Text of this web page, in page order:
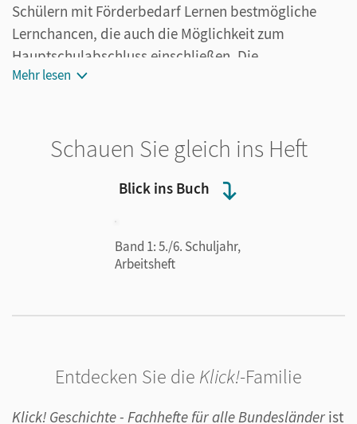
Schülern mit Förderbedarf Lernen bestmögliche
Lernchancen, die auch die Möglichkeit zum
Hauptschulabschluss einschließen. Die
Weiterentwicklung des bewährten Konzepts von
und interaktiven Übungen zu Themen, die an die
Lebenserfahrung der Kinder und Jugendlichen
Die Themenseiten
Kurze Texte erläutern Schlüsselbegriffe.
Differenzierte Aufgaben mit Starthilfen
Mehr lesen
Schauen Sie gleich ins Heft
Blick ins Buch
Band 1: 5./6. Schuljahr,
Arbeitsheft
Entdecken Sie die Klick!-Familie
Klick! Geschichte - Fachhefte für alle Bundesländer ist